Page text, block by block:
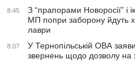
8:45
З “прапорами Новоросії” і
МП попри заборону йдуть
лаври
8:07
У Тернопільській ОВА
звернень щодо дозволу на